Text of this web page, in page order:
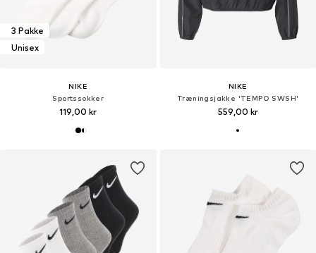
3 Pakke
Unisex
NIKE
Sportssokker
119,00 kr
NIKE
Træningsjakke 'TEMPO SWSH'
559,00 kr